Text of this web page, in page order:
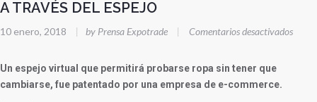
A TRAVÉS DEL ESPEJO
10 enero, 2018 | by Prensa Expotrade | Comentarios desactivadosen
Un espejo virtual que permitirá probarse ropa sin tener que
cambiarse, fue patentado por una empresa de e-commerce.